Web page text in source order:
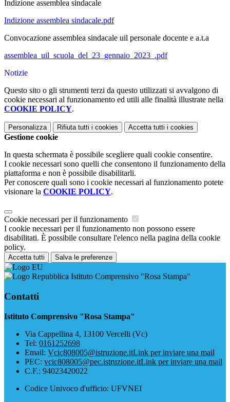
Indizione assemblea sindacale
Indizione assemblea sindacale.pdf
Convocazione assemblea sindacale uil personale docente e a.t.a
assemblea_uil_scuola_del_23_gennaio_2023_.pdf
Notizie
Questo sito o gli strumenti terzi da questo utilizzati si avvalgono di
cookie necessari al funzionamento ed utili alle finalità illustrate nella
COOKIE POLICY.
Personalizza Rifiuta tutti i cookies Accetta tutti i cookies
Gestione cookie
In questa schermata è possibile scegliere quali cookie consentire.
I cookie necessari sono quelli che consentono il funzionamento della
piattaforma e non è possibile disabilitarli.
Per conoscere quali sono i cookie necessari al funzionamento potete
visionare la COOKIE POLICY.
Cookie necessari per il funzionamento
I cookie necessari per il funzionamento non possono essere
disabilitati. È possibile consultare l'elenco nella pagina della cookie
policy.
Accetta tutti Salva le preferenze
Istituto Comprensivo "Rosa Stampa"
Contatti
Istituto Comprensivo "Rosa Stampa"
Via Cappellina 4, 13100 Vercelli (Vc)
Tel: 0161252698
Email: Vcic808005@istruzione.itLink per inviare una mail
PEC: vcic808005@pec.istruzione.itLink per inviare una mail
C.F.: 94023420022
Codice Univoco d'ufficio: UFVNEI